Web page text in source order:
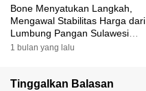
Bone Menyatukan Langkah,
Mengawal Stabilitas Harga dari
Lumbung Pangan Sulawesi
Selatan
1 bulan yang lalu
Tinggalkan Balasan